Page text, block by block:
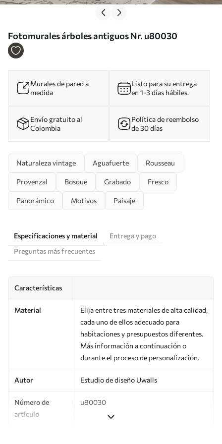
Fotomurales árboles antiguos Nr. u80030
Murales de pared a
medida
Listo para su entrega
en 1-3 días hábiles.
Envío gratuito al
Colombia
Política de reembolso
de 30 días
Naturaleza vintage Aguafuerte Rousseau
Provenzal Bosque Grabado Fresco
Panorámico Motivos Paisaje
Especificaciones y material
Entrega y pago
Preguntas más frecuentes
Características
Material
Elija entre tres materiales de alta calidad,
cada uno de ellos adecuado para
habitaciones y presupuestos diferentes.
Más información a continuación o
durante el proceso de personalización.
Autor Estudio de diseño Uwalls
Número de
artículo
u80030